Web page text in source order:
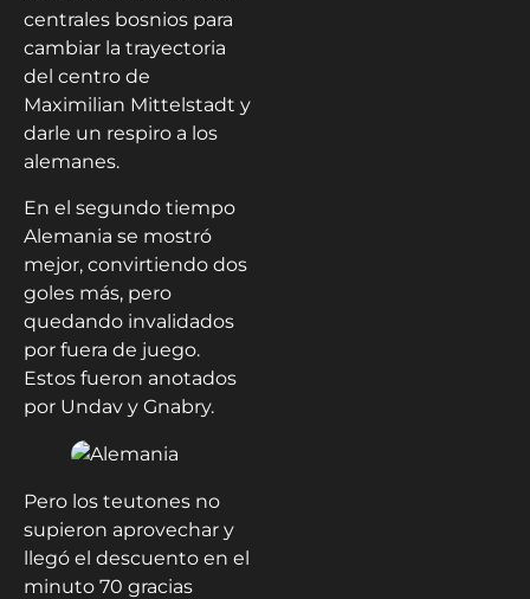
centrales bosnios para
cambiar la trayectoria
del centro de
Maximilian Mittelstadt y
darle un respiro a los
alemanes.
En el segundo tiempo
Alemania se mostró
mejor, convirtiendo dos
goles más, pero
quedando invalidados
por fuera de juego.
Estos fueron anotados
por Undav y Gnabry.
Pero los teutones no
supieron aprovechar y
llegó el descuento en el
minuto 70 gracias